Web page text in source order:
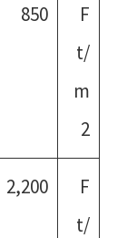
850
F
t/
m
2
2,200
F
t/